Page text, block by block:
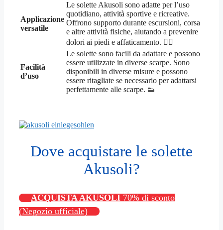
Applicazione
versatile
Le solette Akusoli sono adatte per l’uso
quotidiano, attività sportive e ricreative.
Offrono supporto durante escursioni, corsa
e altre attività fisiche, aiutando a prevenire
dolori ai piedi e affaticamento. 🏃‍♀️
Facilità
d’uso
Le solette sono facili da adattare e possono
essere utilizzate in diverse scarpe. Sono
disponibili in diverse misure e possono
essere ritagliate se necessario per adattarsi
perfettamente alle scarpe. 👟
Dove acquistare le solette
Akusoli?
ACQUISTA AKUSOLI 70% di sconto
(Negozio ufficiale)